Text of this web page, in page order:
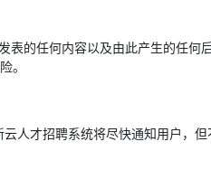
的任何内容以及由此产生的任何
。
人才招聘系统将尽快通知用户，